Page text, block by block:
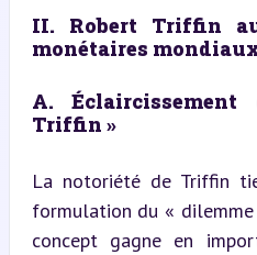
II. Robert Triffin
monétaires
A.
Triffin »
La notoriété de Triffin
formulation du «
concept gagne en